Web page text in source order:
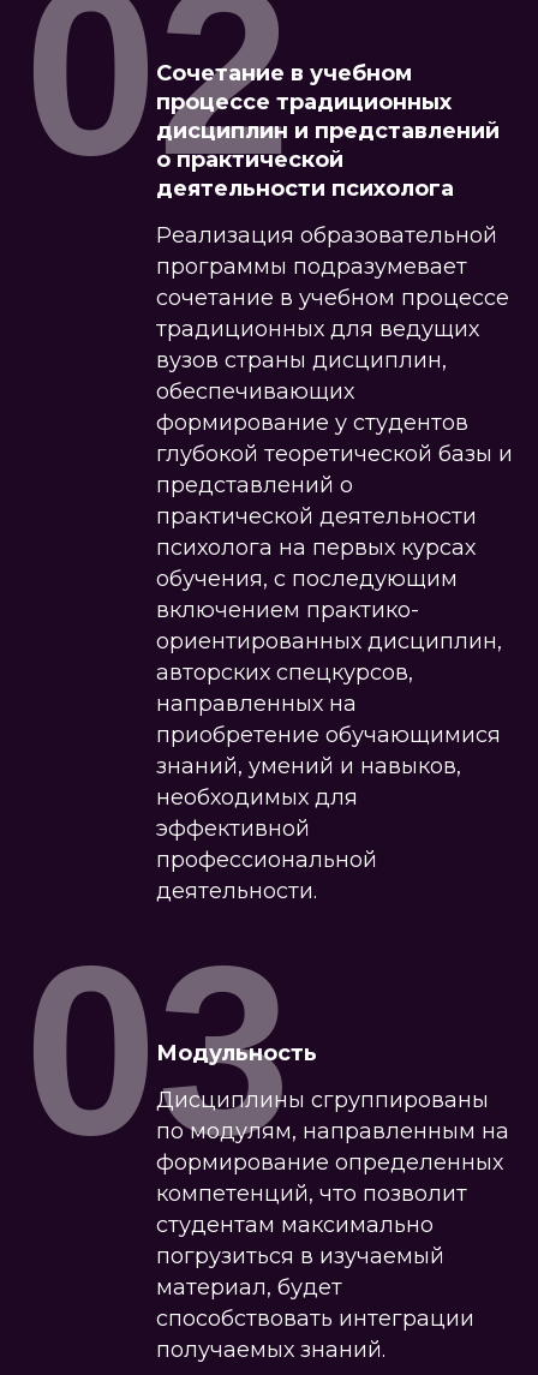
Сочетание в учебном
процессе традиционных
дисциплин и представлений
о практической
деятельности психолога
Реализация образовательной
программы подразумевает
сочетание в учебном процессе
традиционных для ведущих
вузов страны дисциплин,
обеспечивающих
формирование у студентов
глубокой теоретической базы и
представлений о
практической деятельности
психолога на первых курсах
обучения, с последующим
включением практико-
ориентированных дисциплин,
авторских спецкурсов,
направленных на
приобретение обучающимися
знаний, умений и навыков,
необходимых для
эффективной
профессиональной
деятельности.
02
Модульность
Дисциплины сгруппированы
по модулям, направленным на
формирование определенных
компетенций, что позволит
студентам максимально
погрузиться в изучаемый
материал, будет
способствовать интеграции
получаемых знаний.
03